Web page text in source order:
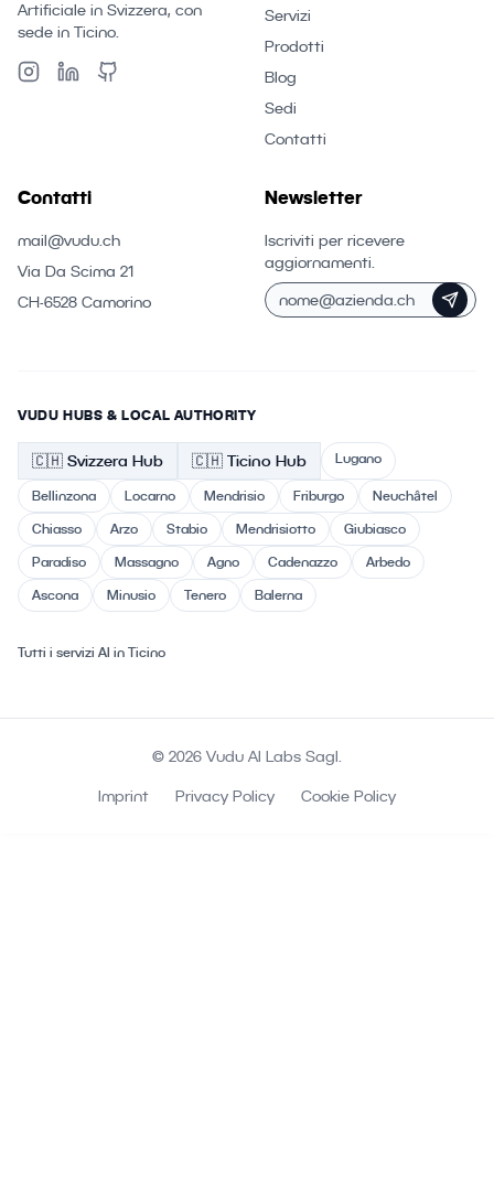
Artificiale in Svizzera, con
sede in Ticino.
Servizi
Prodotti
Blog
Sedi
Contatti
Contatti
mail@vudu.ch
Via Da Scima 21
CH-6528 Camorino
Newsletter
Iscriviti per ricevere
aggiornamenti.
VUDU HUBS & LOCAL AUTHORITY
🇨🇭 Svizzera Hub 🇨🇭 Ticino Hub Lugano
Bellinzona Locarno Mendrisio Friburgo
Neuchâtel
Chiasso
Arzo Stabio Mendrisiotto
Giubiasco
Paradiso
Massagno Agno Cadenazzo
Arbedo
Ascona
Minusio Tenero Balerna
Tutti i servizi AI in Ticino
© 2026 Vudu AI Labs Sagl.
Imprint Privacy Policy Cookie Policy